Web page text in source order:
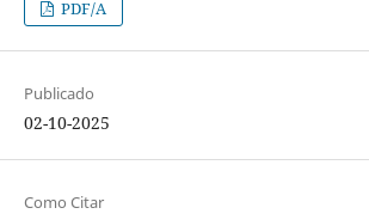
PDF/A
Publicado
02-10-2025
Como Citar